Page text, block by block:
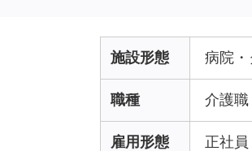
施設形態 病院・
職種 介護職
雇用形態 正社員